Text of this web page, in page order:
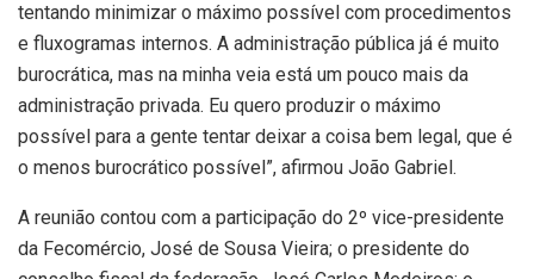
tentando minimizar o máximo possível com procedimentos
e fluxogramas internos. A administração pública já é muito
burocrática, mas na minha veia está um pouco mais da
administração privada. Eu quero produzir o máximo
possível para a gente tentar deixar a coisa bem legal, que é
o menos burocrático possível”, afirmou João Gabriel.
A reunião contou com a participação do 2º vice-presidente
da Fecomércio, José de Sousa Vieira; o presidente do